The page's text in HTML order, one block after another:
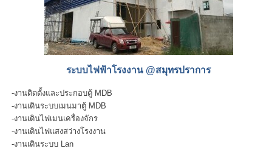
ระบบไฟฟ้าโรงงาน @สมุทรปราการ
-งานติดตั้งและประกอบตู้ MDB
-งานเดินระบบเมนมาตู้ MDB
-งานเดินไฟเมนเครื่องจักร
-งานเดินไฟแสงสว่างโรงงาน
-งานเดินระบบ Lan